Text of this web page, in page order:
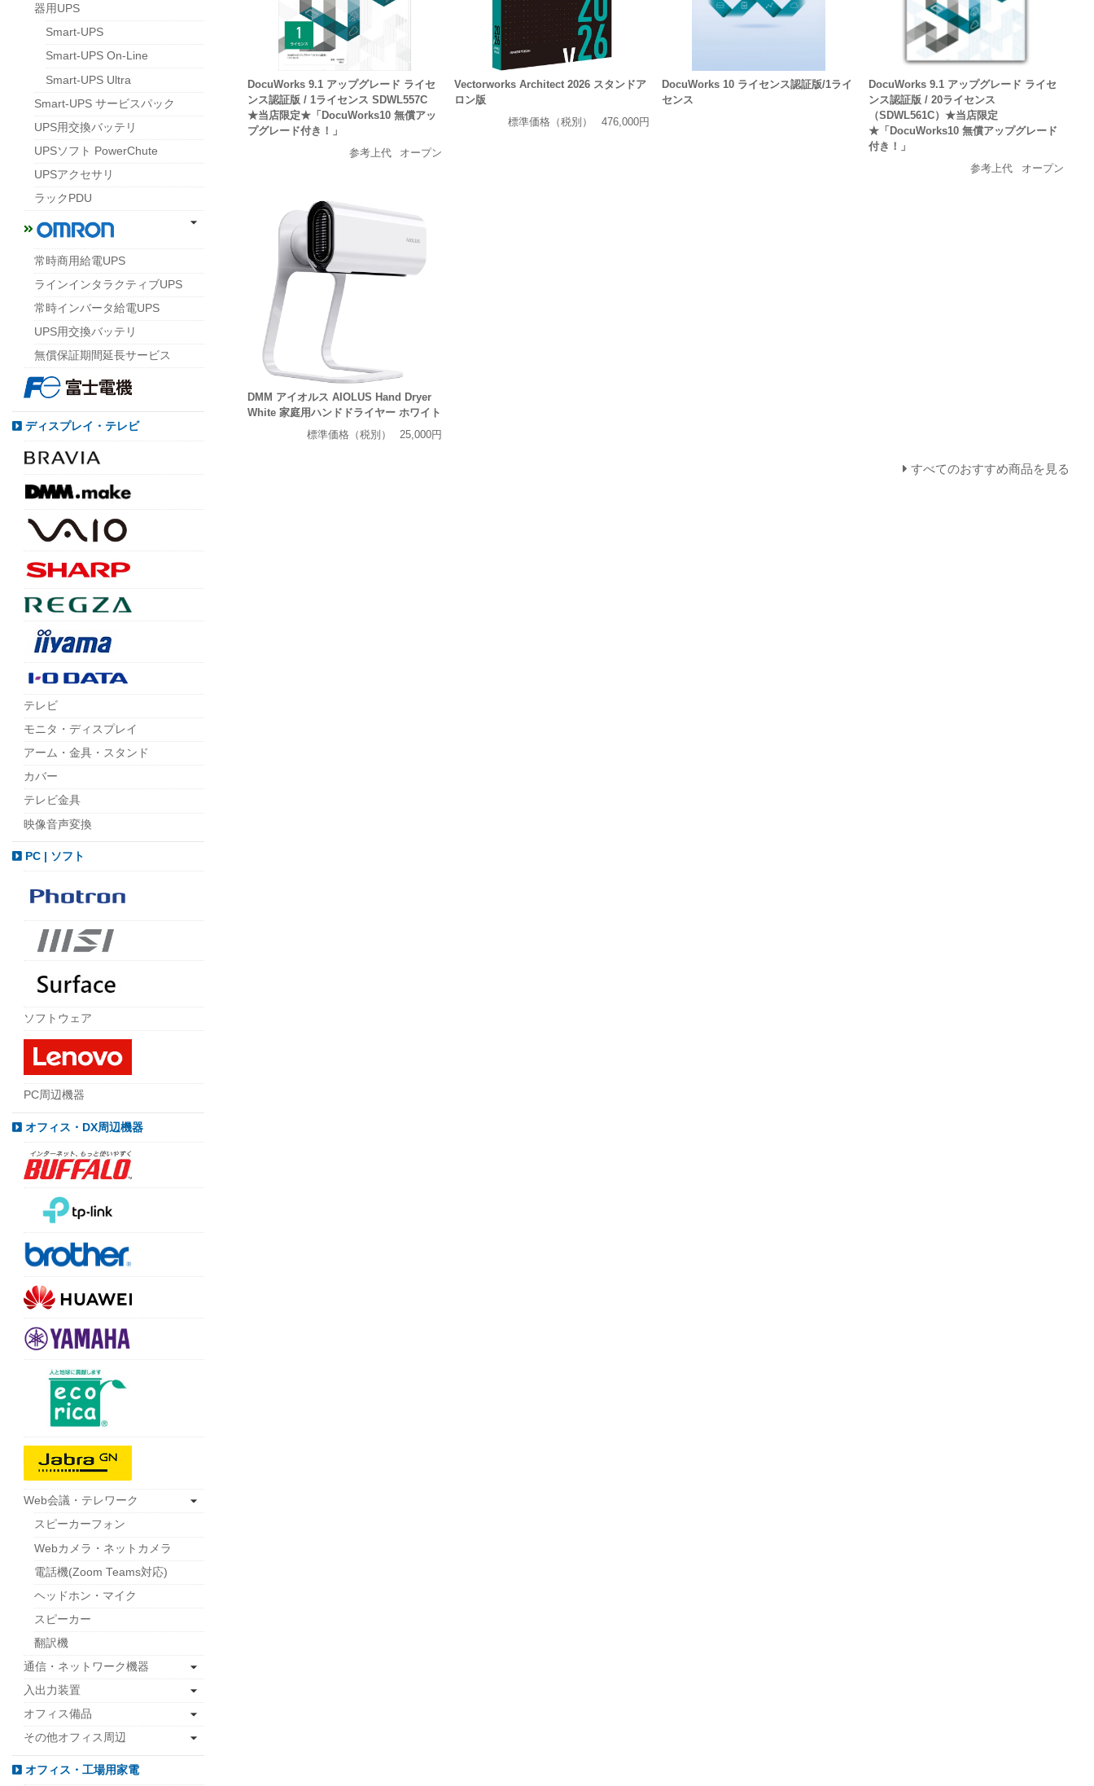
DocuWorks 9.1 アップグレード ライセ
ンス認証版 / 1ライセンス SDWL557C
★当店限定★「DocuWorks10 無償アッ
プグレード付き！」
参考上代
オープン
Vectorworks Architect 2026 スタンドア
ロン版
標準価格（税別）
476,000円
DocuWorks 10 ライセンス認証版/1ライ
センス
DocuWorks 9.1 アップグレード ライセ
ンス認証版 / 20ライセンス
（SDWL561C）★当店限定
★「DocuWorks10 無償アップグレード
付き！」
参考上代
オープン
DMM アイオルス AIOLUS Hand Dryer
White 家庭用ハンドドライヤー ホワイト
標準価格（税別）
25,000円
すべてのおすすめ商品を見る
器用UPS
Smart-UPS
Smart-UPS On-Line
Smart-UPS Ultra
Smart-UPS サービスパック
UPS用交換バッテリ
UPSソフト PowerChute
UPSアクセサリ
ラックPDU
常時商用給電UPS
ラインインタラクティブUPS
常時インバータ給電UPS
UPS用交換バッテリ
無償保証期間延長サービス
ディスプレイ・テレビ
テレビ
モニタ・ディスプレイ
アーム・金具・スタンド
カバー
テレビ金具
映像音声変換
PC | ソフト
ソフトウェア
PC周辺機器
オフィス・DX周辺機器
Web会議・テレワーク
スピーカーフォン
Webカメラ・ネットカメラ
電話機(Zoom Teams対応)
ヘッドホン・マイク
スピーカー
翻訳機
通信・ネットワーク機器
入出力装置
オフィス備品
その他オフィス周辺
オフィス・工場用家電